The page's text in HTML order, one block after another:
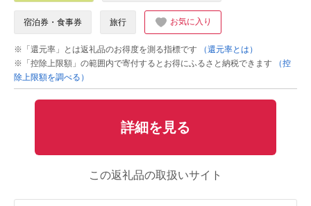
宿泊券・食事券 旅行 お気に入り
※「還元率」とは返礼品のお得度を測る指標です
（還元率とは）
※「控除上限額」の範囲内で寄付するとお得にふるさと納税できます
（控
除上限額を調べる）
詳細を見る
この返礼品の取扱いサイト